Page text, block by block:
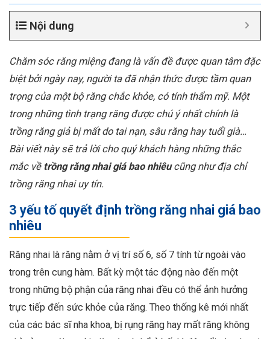
Nội dung
Chăm sóc răng miệng đang là vấn đề được quan tâm đặc
biệt bởi ngày nay, người ta đã nhận thức được tầm quan
trọng của một bộ răng chắc khỏe, có tính thẩm mỹ. Một
trong những tình trạng răng được chú ý nhất chính là
trồng răng giả bị mất do tai nạn, sâu răng hay tuổi già…
Bài viết này sẽ trả lời cho quý khách hàng những thắc
mắc về trồng răng nhai giá bao nhiêucũng như địa chỉ
trồng răng nhai uy tín.
3 yếu tố quyết định trồng răng nhai giá bao
nhiêu
Răng nhai là răng nằm ở vị trí số 6, số 7 tính từ ngoài vào
trong trên cung hàm. Bất kỳ một tác động nào đến một
trong những bộ phận của răng nhai đều có thể ảnh hưởng
trực tiếp đến sức khỏe của răng. Theo thống kê mới nhất
của các bác sĩ nha khoa, bị rụng răng hay mất răng không